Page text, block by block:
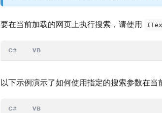
要在当前加载的网页上执行搜索，请使用
C# VB
以下示例演示了如何使用指定的搜索参数在
C# VB